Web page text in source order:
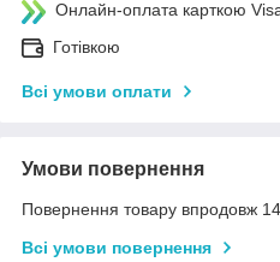
Онлайн-оплата карткою
Готівкою
Всі умови оплати
Умови повернення
Повернення товару впродовж
Всі умови повернення